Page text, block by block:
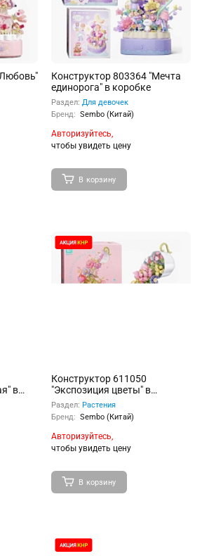
Конструктор 803364 "Мечта
единорога" в коробке
Раздел: Для девочек
Бренд: Sembo (Китай)
Авторизуйтесь,
чтобы увидеть цену
В корзину
в
Конструктор 611050
"Экспозиция цветы" в
коробке
Раздел: Растения
Бренд: Sembo (Китай)
Авторизуйтесь,
чтобы увидеть цену
В корзину